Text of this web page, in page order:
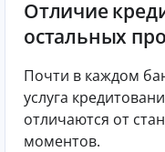
Отличие
остальных
Почти в каждом
услуга
отличаются от
моментов.